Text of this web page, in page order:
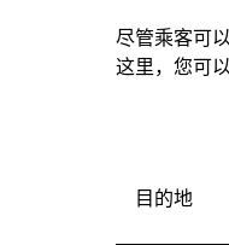
尽管乘客可
这里，您可
目的地